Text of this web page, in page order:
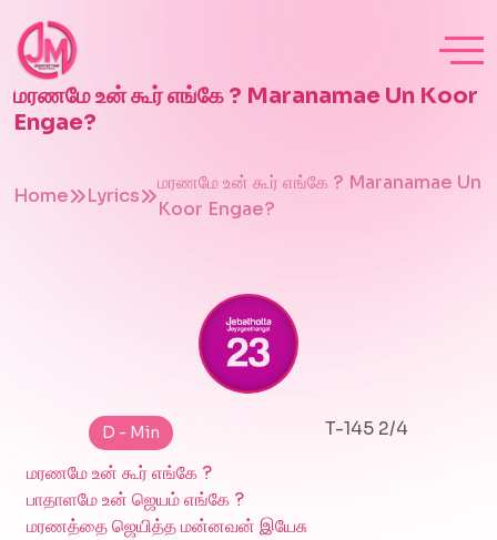
மரணமே உன் கூர் எங்கே ? Maranamae Un Koor
Engae?
Home Lyrics
மரணமே உன் கூர் எங்கே ? Maranamae Un
Koor Engae?
D - Min
T-145 2/4
மரணமே உன் கூர் எங்கே ?
பாதாளமே உன் ஜெயம் எங்கே ?
மரணத்தை ஜெயித்த மன்னவன் இயேசு